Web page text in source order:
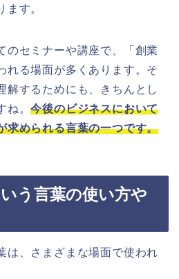
ます。
のセミナーや講座で、「創業
れる場面が多くあります。そ
解するためにも、きちんとし
ね。今後のビジネスにおいて
求められる言葉の一つです。
いう言葉の使い方や
は、さまざまな場面で使われ